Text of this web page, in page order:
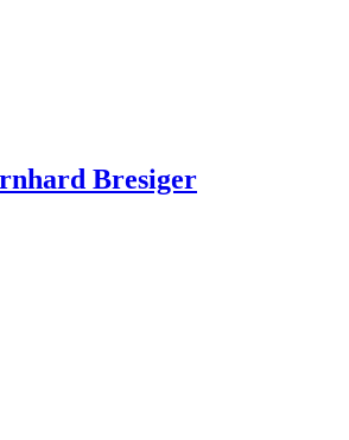
Bresiger